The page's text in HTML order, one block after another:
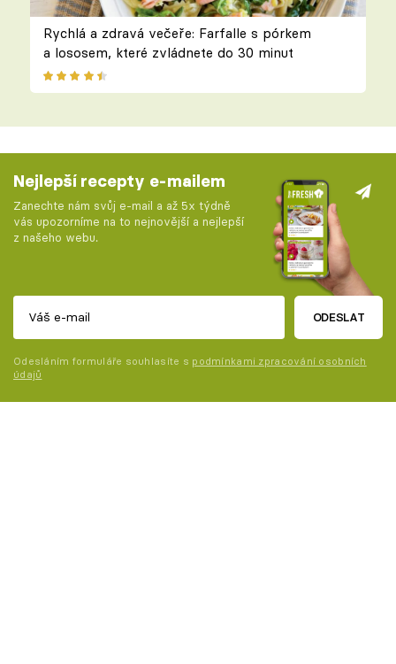
Rychlá a zdravá večeře: Farfalle s pórkem
a lososem, které zvládnete do 30 minut
Nejlepší recepty e-mailem
Zanechte nám svůj e-mail a až 5x týdně
vás upozorníme na to nejnovější a nejlepší
z našeho webu.
ODESLAT
Odesláním formuláře souhlasíte s podmínkami zpracování osobních
údajů